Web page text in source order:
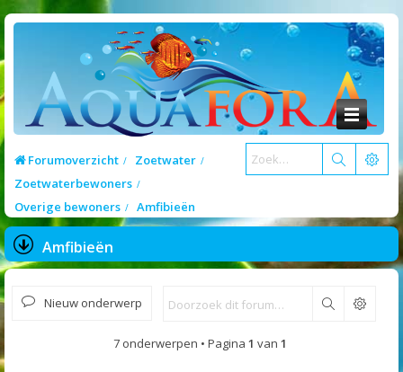
Forumoverzicht
Zoetwater
Zoetwaterbewoners
Overige bewoners
Amfibieën
Amfibieën
Nieuw onderwerp Zoek
7 onderwerpen • Pagina 1 van 1